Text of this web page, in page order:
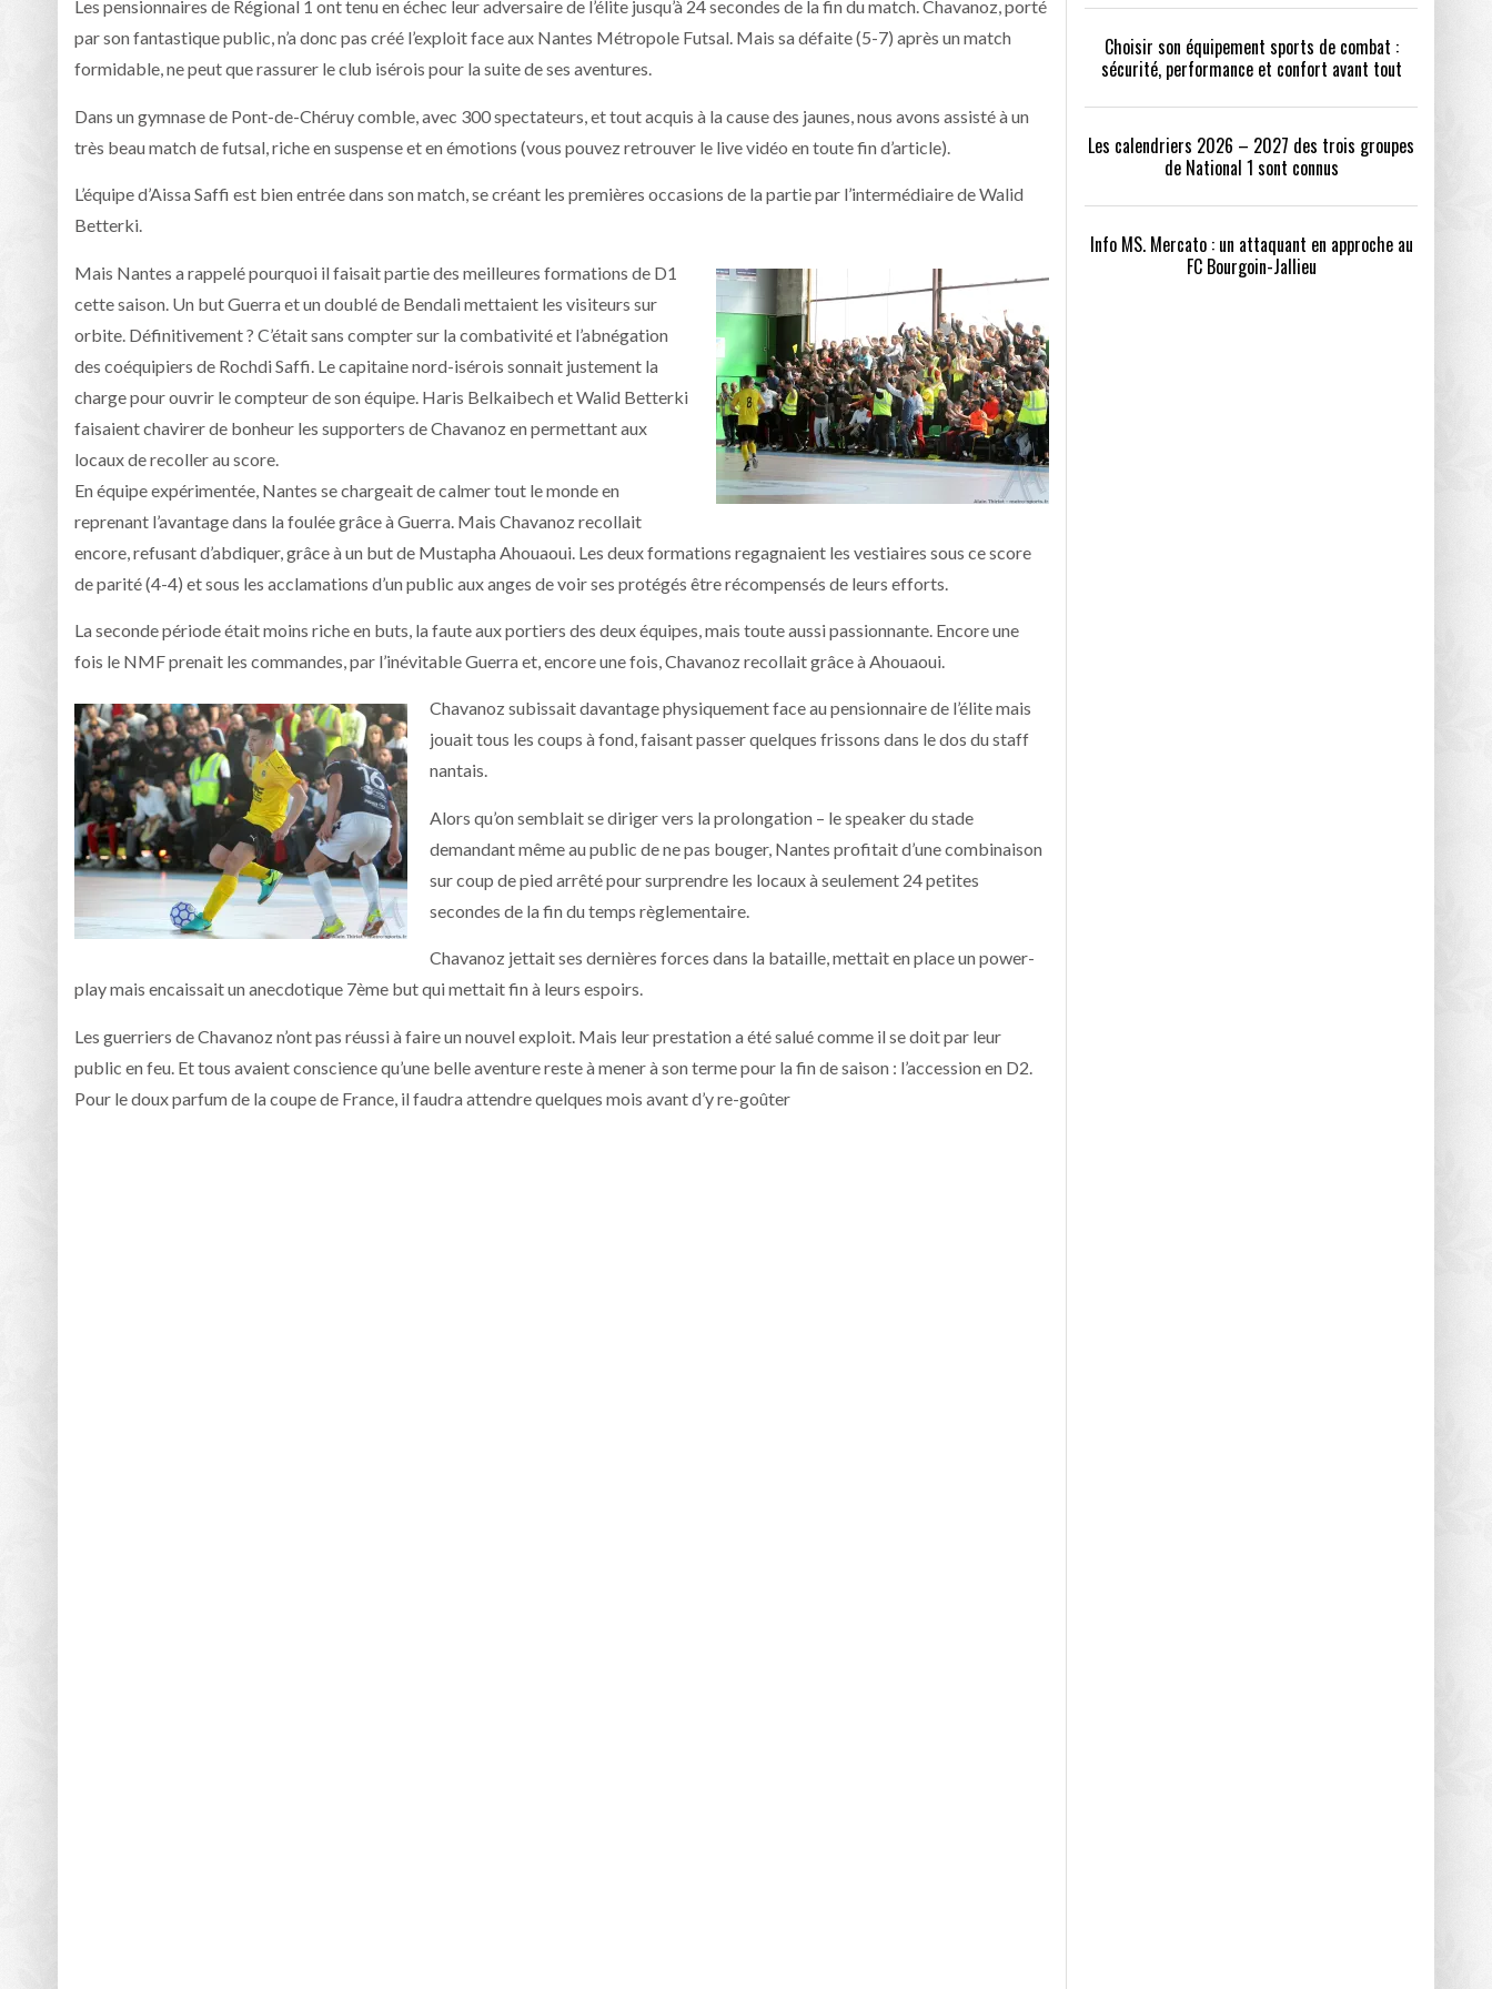
Les pensionnaires de Régional 1 ont tenu en échec leur adversaire de l’élite jusqu’à 24 secondes de la fin du match. Chavanoz, porté
par son fantastique public, n’a donc pas créé l’exploit face aux Nantes Métropole Futsal. Mais sa défaite (5-7) après un match
formidable, ne peut que rassurer le club isérois pour la suite de ses aventures.
Dans un gymnase de Pont-de-Chéruy comble, avec 300 spectateurs, et tout acquis à la cause des jaunes, nous avons assisté à un
très beau match de futsal, riche en suspense et en émotions (vous pouvez retrouver le live vidéo en toute fin d’article).
L’équipe d’Aissa Saffi est bien entrée dans son match, se créant les premières occasions de la partie par l’intermédiaire de Walid
Betterki.
Mais Nantes a rappelé pourquoi il faisait partie des meilleures formations de D1
cette saison. Un but Guerra et un doublé de Bendali mettaient les visiteurs sur
orbite. Définitivement ? C’était sans compter sur la combativité et l’abnégation
des coéquipiers de Rochdi Saffi. Le capitaine nord-isérois sonnait justement la
charge pour ouvrir le compteur de son équipe. Haris Belkaibech et Walid Betterki
faisaient chavirer de bonheur les supporters de Chavanoz en permettant aux
locaux de recoller au score.
En équipe expérimentée, Nantes se chargeait de calmer tout le monde en
reprenant l’avantage dans la foulée grâce à Guerra. Mais Chavanoz recollait
encore, refusant d’abdiquer, grâce à un but de Mustapha Ahouaoui. Les deux formations regagnaient les vestiaires sous ce score
de parité (4-4) et sous les acclamations d’un public aux anges de voir ses protégés être récompensés de leurs efforts.
La seconde période était moins riche en buts, la faute aux portiers des deux équipes, mais toute aussi passionnante. Encore une
fois le NMF prenait les commandes, par l’inévitable Guerra et, encore une fois, Chavanoz recollait grâce à Ahouaoui.
Chavanoz subissait davantage physiquement face au pensionnaire de l’élite mais
jouait tous les coups à fond, faisant passer quelques frissons dans le dos du staff
nantais.
Alors qu’on semblait se diriger vers la prolongation – le speaker du stade
demandant même au public de ne pas bouger, Nantes profitait d’une combinaison
sur coup de pied arrêté pour surprendre les locaux à seulement 24 petites
secondes de la fin du temps règlementaire.
Chavanoz jettait ses dernières forces dans la bataille, mettait en place un power-
play mais encaissait un anecdotique 7ème but qui mettait fin à leurs espoirs.
Les guerriers de Chavanoz n’ont pas réussi à faire un nouvel exploit. Mais leur prestation a été salué comme il se doit par leur
public en feu. Et tous avaient conscience qu’une belle aventure reste à mener à son terme pour la fin de saison : l’accession en D2.
Pour le doux parfum de la coupe de France, il faudra attendre quelques mois avant d’y re-goûter
Choisir son équipement sports de combat :
sécurité, performance et confort avant tout
Les calendriers 2026 – 2027 des trois groupes
de National 1 sont connus
Info MS. Mercato : un attaquant en approche au
FC Bourgoin-Jallieu